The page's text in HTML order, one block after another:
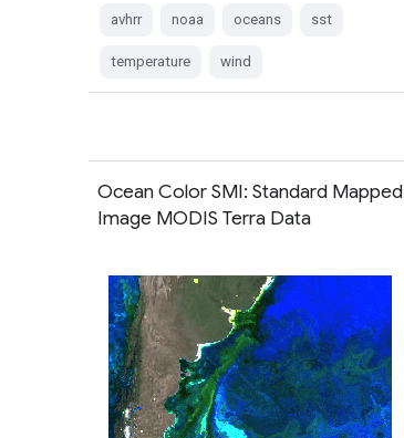
avhrr noaa oceans sst
temperature wind
Ocean Color SMI: Standard Mapped
Image MODIS Terra Data